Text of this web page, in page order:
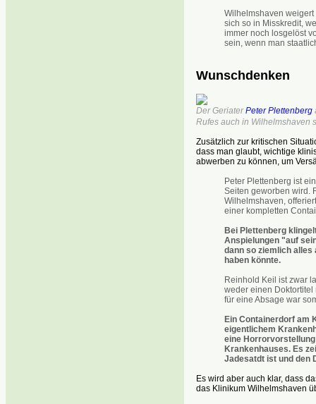
Wilhelmshaven
sich so in Misskredit,
immer noch losgelöst
sein, wenn man
Wunschdenken
Der GeriaterPeter Plettenberg
Rufes auch in Wilhelmshaven
Zusätzlich zur kritischen
dass man glaubt, wichtige
abwerben zu können, um
Peter Plettenberg ist
Seiten geworben wird.
Wilhelmshaven,
einer kompletten
Bei Plettenberg
Anspielungen "auf
dann so ziemlich alles
haben könnte.
Reinhold Keil ist zwar
weder einen Doktortitel
für eine Absage war
Ein Containerdorf am
eigentlichem
eine
Krankenhauses. Es
Jadesatdt ist und den
Es wird aber auch klar, dass
das Klinikum Wilhelmshaven